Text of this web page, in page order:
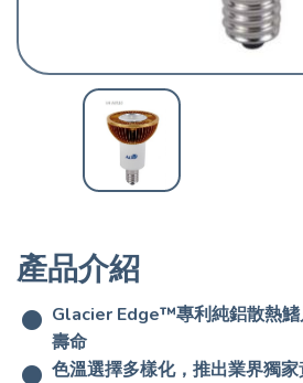
產品介紹
Glacier Edge™專利純鋁散熱鰭
壽命
色溫選擇多樣化，推出業界獨